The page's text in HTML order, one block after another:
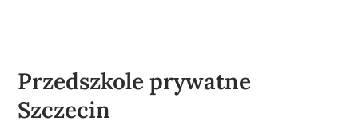
Przedszkole prywatne
Szczecin